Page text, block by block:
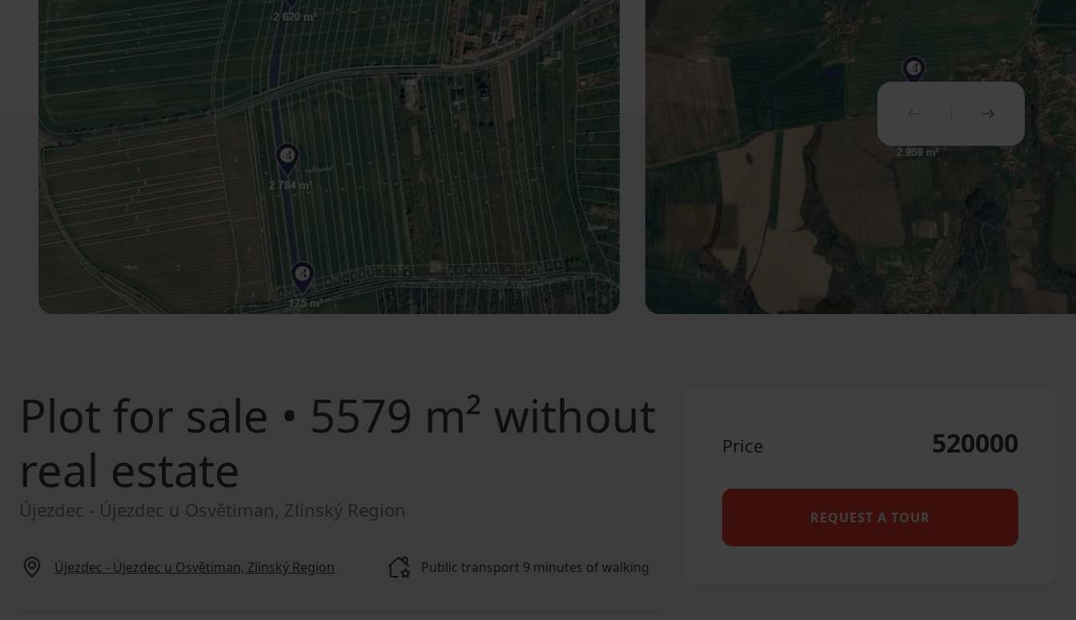
PREVIOUS
Plot for sale • 5579 m² without
real estate
Újezdec - Újezdec u Osvětiman, Zlínský Region
Újezdec - Újezdec u Osvětiman, Zlínský Region Public transport 9 minutes of walking
Price 520000
REQUEST A TOUR